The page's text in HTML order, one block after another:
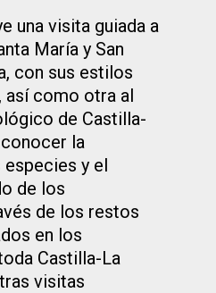
una visita guiada a
María y San
con sus estilos
como otra al
de Castilla-
la
y el
de los
de los restos
en los
Castilla-La
visitas